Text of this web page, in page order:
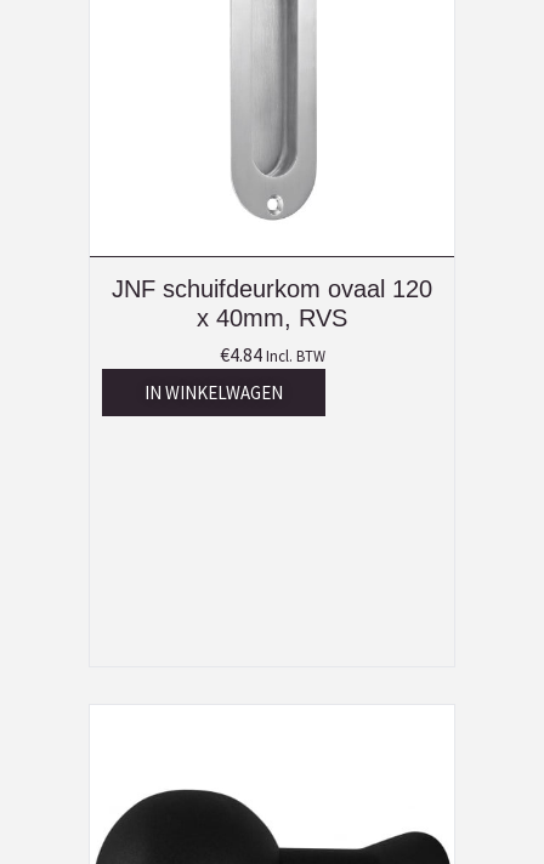
JNF schuifdeurkom ovaal 120
x 40mm, RVS
€4.84 Incl. BTW
IN WINKELWAGEN